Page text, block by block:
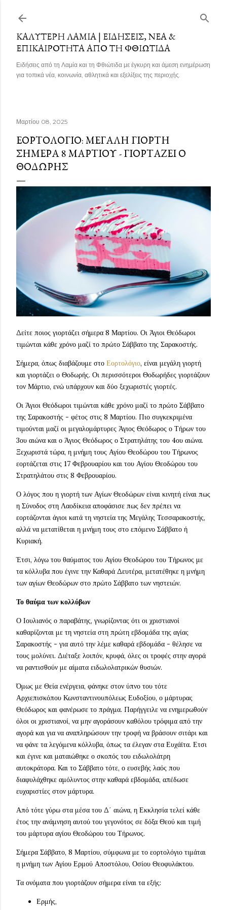
ΚΑΛΎΤΕΡΗ ΛΑΜΊΑ | ΕΙΔΉΣΕΙΣ, ΝΈΑ &
ΕΠΙΚΑΙΡΌΤΗΤΑ ΑΠΌ ΤΗ ΦΘΙΏΤΙΔΑ
Ειδήσεις από τη Λαμία και τη Φθιώτιδα με έγκυρη και άμεση ενημέρωση
για τοπικά νέα, κοινωνία, αθλητικά και εξελίξεις της περιοχής.
Μαρτίου 08, 2025
ΕΟΡΤΟΛΌΓΙΟ: ΜΕΓΆΛΗ ΓΙΟΡΤΉ
ΣΉΜΕΡΑ 8 ΜΑΡΤΊΟΥ - ΓΙΟΡΤΆΖΕΙ Ο
ΘΟΔΩΡΉΣ
Δείτε ποιος γιορτάζει σήμερα 8 Μαρτίου. Οι Άγιοι Θεόδωροι
τιμώνται κάθε χρόνο μαζί το πρώτο Σάββατο της Σαρακοστής.
Σήμερα, όπως διαβάζουμε στο Εορτολόγιο, είναι μεγάλη γιορτή
και γιορτάζει ο Θοδωρής. Οι περισσότεροι Θοδωρήδες γιορτάζουν
τον Μάρτιο, ενώ υπάρχουν και δύο ξεχωριστές γιορτές.
Οι Άγιοι Θεόδωροι τιμώνται κάθε χρόνο μαζί το πρώτο Σάββατο
της Σαρακοστής - φέτος στις 8 Μαρτίου. Πιο συγκεκριμένα
τιμούνται μαζί οι μεγαλομάρτυρες Άγιος Θεόδωρος ο Τήρων του
3ου αιώνα και ο Άγιος Θεόδωρος ο Στρατηλάτης του 4ου αιώνα.
Ξεχωριστά τώρα, η μνήμη τους Αγίου Θεοδώρου του Τήρωνος
εορτάζεται στις 17 Φεβρουαρίου και του Αγίου Θεοδώρου του
Στρατηλάτου στις 8 Φεβρουαρίου.
Ο λόγος που η γιορτή των Αγίων Θεοδώρων είναι κινητή είναι πως
η Σύνοδος στη Λαοδίκεια αποφάσισε πως δεν πρέπει να
εορτάζονται άγιοι κατά τη νηστεία της Μεγάλης Τεσσαρακοστής,
αλλά να μετατίθεται η μνήμη τους στο επόμενο Σάββατο ή
Κυριακή.
Έτσι, λόγω του θαύματος του Αγίου Θεοδώρου του Τήρωνος με
τα κόλλυβα που έγινε την Καθαρά Δευτέρα, μετατέθηκε η μνήμη
των αγίων Θεοδώρων στο πρώτο Σάββατο των νηστειών.
Το θαύμα των κολλύβων
Ο Ιουλιανός ο παραβάτης, γνωρίζοντας ότι οι χριστιανοί
καθαρίζονται με τη νηστεία στη πρώτη εβδομάδα της αγίας
Σαρακοστής - για αυτό την λέμε καθαρά εβδομάδα - θέλησε να
τους μολύνει. Διέταξε λοιπόν, κρυφά, όλες οι τροφές στην αγορά
να ραντισθούν με αίματα ειδωλολατρικών θυσιών.
Όμως με Θεία ενέργεια, φάνηκε στον ύπνο του τότε
Αρχιεπισκόπου Κωνσταντινουπόλεως Ευδοξίου, ο μάρτυρας
Θεόδωρος και φανέρωσε το πράγμα. Παρήγγειλε να ενημερωθούν
όλοι οι χριστιανοί, να μην αγοράσουν καθόλου τρόφιμα από την
αγορά και για να αναπληρώσουν την τροφή να βράσουν σιτάρι και
να φάνε τα λεγόμενα κόλλυβα, όπως τα έλεγαν στα Ευχάϊτα. Ετσι
και έγινε και ματαιώθηκε ο σκοπός του ειδωλολάτρη
αυτοκράτορα. Και το Σάββατο τότε, ο ευσεβής λαός που
διαφυλάχθηκε αμόλυντος στην καθαρά εβδομάδα, απέδωσε
ευχαριστίες στον μάρτυρα.
Από τότε γύρω στα μέσα του Δ΄ αιώνα, η Εκκλησία τελεί κάθε
έτος την ανάμνηση αυτού του γεγονότος σε δόξα Θεού και τιμή
του μάρτυρα αγίου Θεοδώρου του Τήρωνος.
Σήμερα Σάββατο, 8 Μαρτίου, σύμφωνα με το εορτολόγιο τιμάται
η μνήμη των Αγίου Ερμού Αποστόλου, Οσίου Θεοφυλάκτου.
Τα ονόματα που γιορτάζουν σήμερα είναι τα εξής:
Ερμής,